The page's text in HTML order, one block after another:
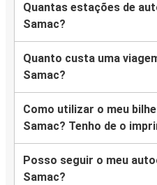
Quantas estações de
Samac?
Quanto custa uma
Samac?
Como utilizar o meu
Samac? Tenho de o
Posso seguir o meu
Samac?